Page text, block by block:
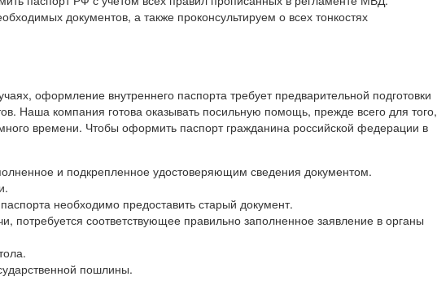
документов, а также проконсультируем о всех тонкостях
оформление внутреннего паспорта требует предварительной подготовки
Наша компания готова оказывать посильную помощь, прежде всего для того,
времени. Чтобы оформить паспорт гражданина российской федерации в
и подкрепленное удостоверяющим сведения документом.
необходимо предоставить старый документ.
потребуется соответствующее правильно заполненное заявление в органы
пошлины.